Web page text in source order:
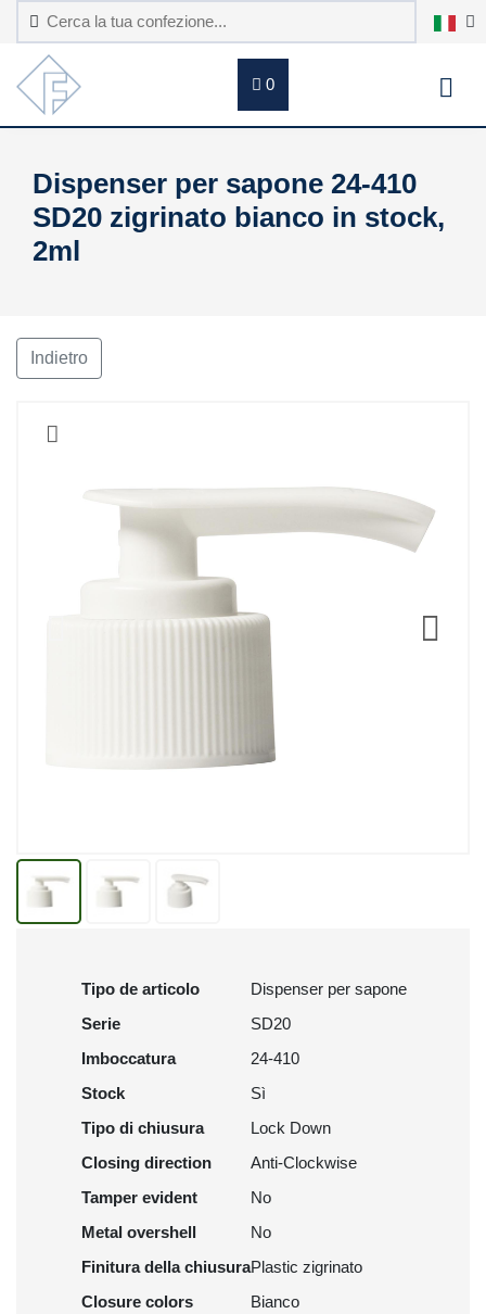
0
Dispenser per sapone 24-410
SD20 zigrinato bianco in stock,
2ml
Indietro
Tipo de articolo
Dispenser per sapone
Serie
SD20
Imboccatura
24-410
Stock
Sì
Tipo di chiusura
Lock Down
Closing direction
Anti-Clockwise
Tamper evident
No
Metal overshell
No
Finitura della chiusuraPlastic zigrinato
Closure colors
Bianco